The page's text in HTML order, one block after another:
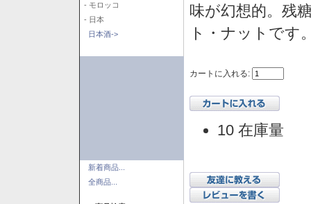
- モロッコ
- 日本
日本酒->
新着商品...
全商品...
味が幻想的。残
ト・ナットです
カートに入れる:
10 在庫量